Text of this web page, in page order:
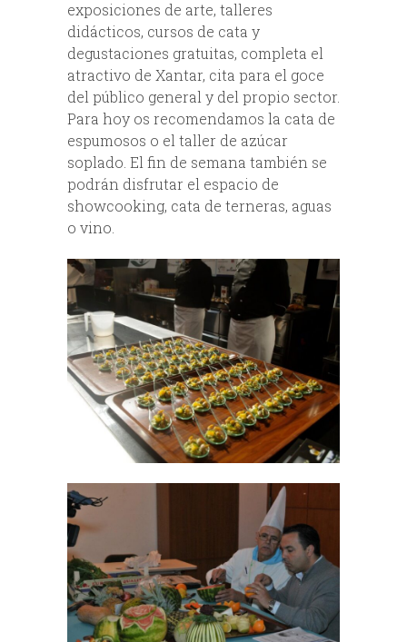
exposiciones de arte, talleres
didácticos, cursos de cata y
degustaciones gratuitas, completa el
atractivo de Xantar, cita para el goce
del público general y del propio sector.
Para hoy os recomendamos la cata de
espumosos o el taller de azúcar
soplado. El fin de semana también se
podrán disfrutar el espacio de
showcooking, cata de terneras, aguas
o vino.